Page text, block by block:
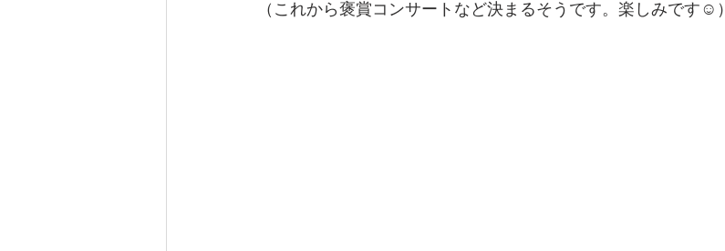
（これから褒賞コンサートなど決まるそうです。楽しみです☺️）